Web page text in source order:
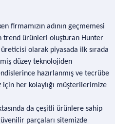
firmamızın adının geçmemesi
trend ürünleri oluşturan Hunter
olarak piyasada ilk sırada
düzey teknolojiden
hazırlanmış ve tecrübe
her kolaylığı müşterilerimize
da çeşitli ürünlere sahip
parçaları sitemizde